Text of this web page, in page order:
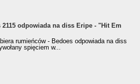
2115 odpowiada na diss Eripe - "Hit Em
rumieńców - Bedoes odpowiada na diss
spięciem w...